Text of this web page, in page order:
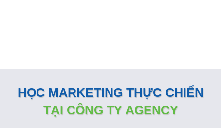
HỌC MARKETING THỰC CHIẾN
TẠI CÔNG TY AGENCY